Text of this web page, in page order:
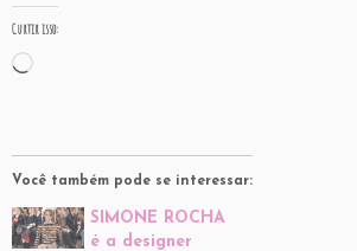
Curtir isso:
Carregando...
Você também pode se interessar:
SIMONE ROCHA
é a designer